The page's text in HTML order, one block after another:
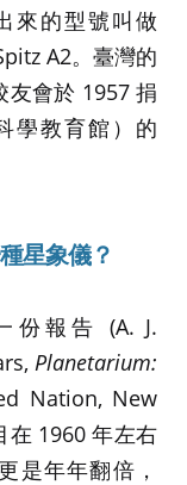
來的型號叫做
A2。臺灣的
友會於 1957 捐
學教育館）的
星象儀？
份報告 (A. J.
Planetarium:
Nation, New
在 1960 年左右
是年年翻倍，